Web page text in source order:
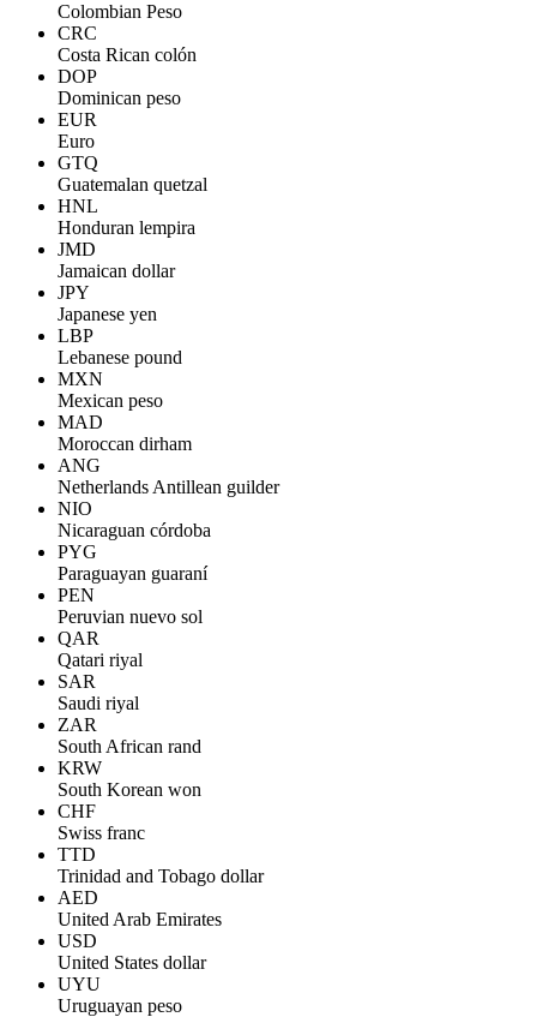
Colombian Peso
CRC
Costa Rican colón
DOP
Dominican peso
EUR
Euro
GTQ
Guatemalan quetzal
HNL
Honduran lempira
JMD
Jamaican dollar
JPY
Japanese yen
LBP
Lebanese pound
MXN
Mexican peso
MAD
Moroccan dirham
ANG
Netherlands Antillean guilder
NIO
Nicaraguan córdoba
PYG
Paraguayan guaraní
PEN
Peruvian nuevo sol
QAR
Qatari riyal
SAR
Saudi riyal
ZAR
South African rand
KRW
South Korean won
CHF
Swiss franc
TTD
Trinidad and Tobago dollar
AED
United Arab Emirates
USD
United States dollar
UYU
Uruguayan peso